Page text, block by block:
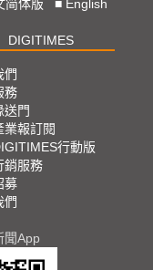
简体版 ■ English
DIGITIMES
們
務
送門
業報訂閱
行動版
銷服務
募
們
聞App